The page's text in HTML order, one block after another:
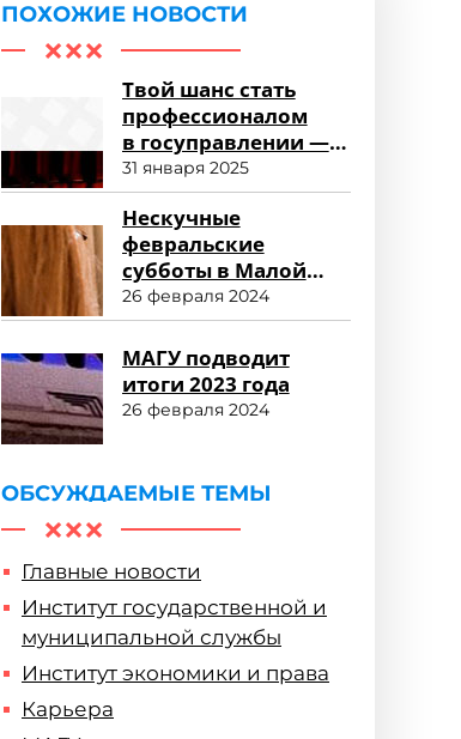
ПОХОЖИЕ НОВОСТИ
Твой шанс стать
профессионалом
в госуправлении —
пройти обучение
в Малой академии
государственного
управления!
31 января 2025
Нескучные
февральские
субботы в Малой
академии
государственного
управления
26 февраля 2024
МАГУ подводит
итоги 2023 года
26 февраля 2024
ОБСУЖДАЕМЫЕ ТЕМЫ
Главные новости
Институт государственной и
муниципальной службы
Институт экономики и права
Карьера